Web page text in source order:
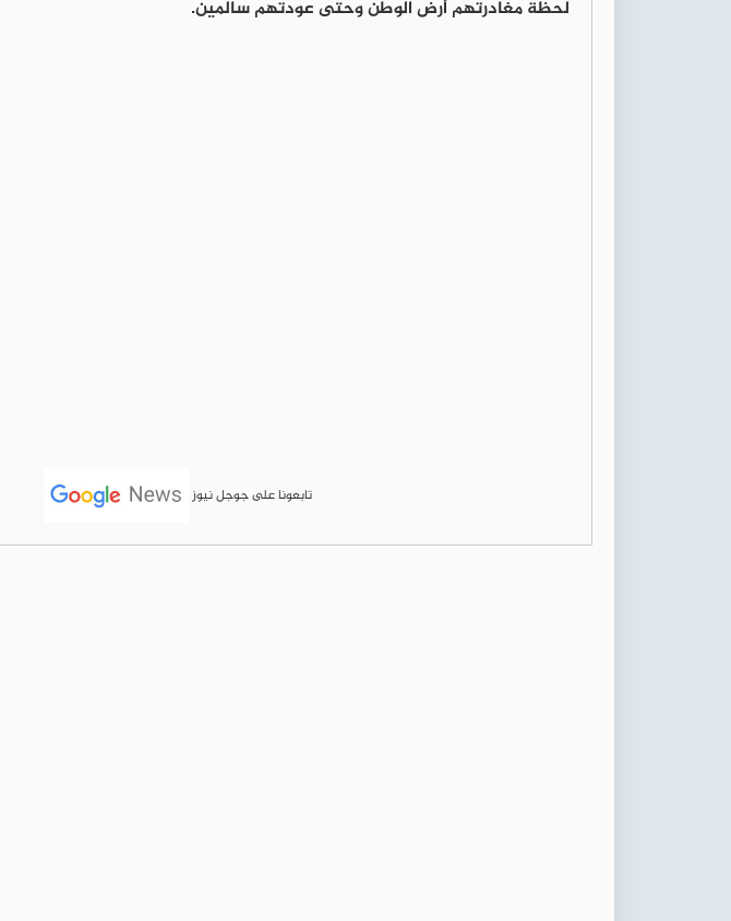
لحظة مغادرتهم أرض الوطن وحتى عودتهم سالمين.
تابعونا على جوجل نيوز